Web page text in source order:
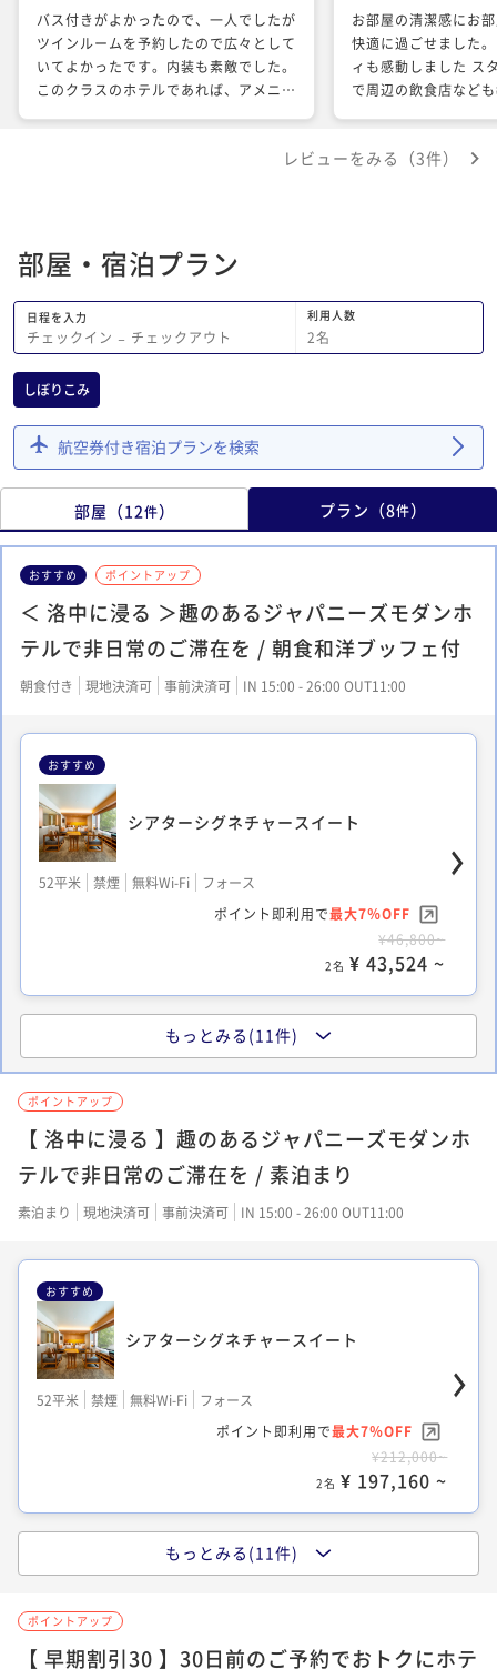
バス付きがよかったので、一人でしたが
ツインルームを予約したので広々として
いてよかったです。内装も素敵でした。
このクラスのホテルであれば、アメニテ
での時間を過ごす場所がなかったのと、
したり、バックヤードで余ったダンボー
ルを提供してくれるなどの気遣いがあっ
たらいいのに、と思いました。
お部屋の清潔感にお
快適に過ごせました
ィも感動しました ス
で周辺の飲食店など
です ありがとうござ
レビューをみる（3件）
部屋・宿泊プラン
日程を入力
チェックイン − チェックアウト
利用人数
2名
しぼりこみ
航空券付き宿泊プランを検索
部屋 （12件） プラン （8件）
おすすめ ポイントアップ
＜ 洛中に浸る ＞趣のあるジャパニーズモダンホ
テルで非日常のご滞在を / 朝食和洋ブッフェ付
朝食付き 現地決済可 事前決済可 IN 15:00 - 26:00 OUT11:00
おすすめ
シアターシグネチャースイート
52平米 禁煙 無料Wi-Fi
フォース
ポイント即利用で最大7％OFF
¥46,800~
2名 ¥ 43,524 ~
スタンダードキング
21平米 禁煙 無料Wi-Fi
ダブル
ポイント即利用で 最大7％OFF
2名 ¥ 19,809 ~
23平米 禁煙
¥23,300~
¥ 21,669 ~
スタンダードツイン
25平米 禁煙
ポイント即利用で 最大7％OFF
もっとみる(11件)
ポイントアップ
【 洛中に浸る 】趣のあるジャパニーズモダンホ
テルで非日常のご滞在を / 素泊まり
素泊まり 現地決済可 事前決済可 IN 15:00 - 26:00 OUT11:00
おすすめ
シアターシグネチャースイート
52平米 禁煙 無料Wi-Fi
フォース
ポイント即利用で最大7％OFF
¥212,000~
2名 ¥ 197,160 ~
21平米 禁煙 無料Wi-Fi
ダブル
もっとみる(11件)
ポイントアップ
【 早期割引30 】30日前のご予約でおトクにホテ